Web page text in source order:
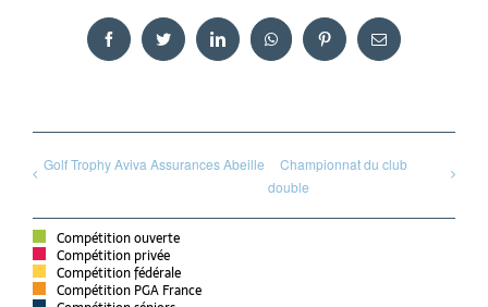
FacebookTwitter LinkedInWhatsAppPinterestEmail
Golf Trophy Aviva Assurances Abeille
Championnat du club
double
Compétition ouverte
Compétition privée
Compétition fédérale
Compétition PGA France